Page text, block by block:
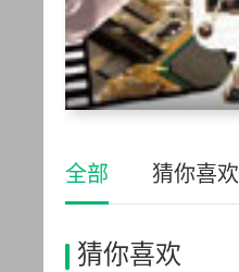
全部 猜你喜欢
猜你喜欢